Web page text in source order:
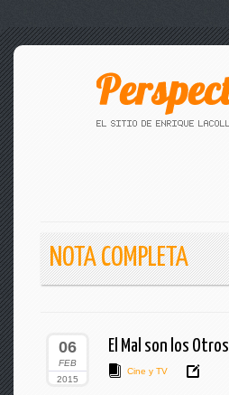
NOTA COMPLETA
06
FEB
2015
El Mal son los Otros
Cine y TV